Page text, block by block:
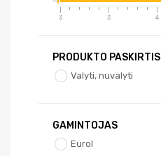
3 3 4
PRODUKTO PASKIRTIS
Valyti, nuvalyti
GAMINTOJAS
Eurol